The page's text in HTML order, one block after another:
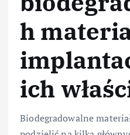
h
ich
Biodegradowalne